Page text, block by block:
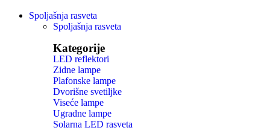
Spoljašnja rasveta
Spoljašnja rasveta
Kategorije
LED reflektori
Zidne lampe
Plafonske lampe
Dvorišne svetiljke
Viseće lampe
Ugradne lampe
Solarna LED rasveta